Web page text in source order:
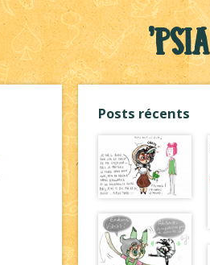
'Psia
Posts récents